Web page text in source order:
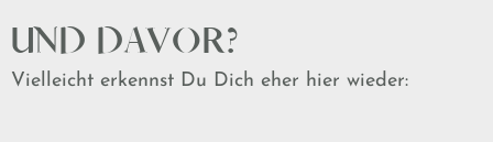
UND DAVOR?
Vielleicht erkennst Du Dich eher hier wieder: